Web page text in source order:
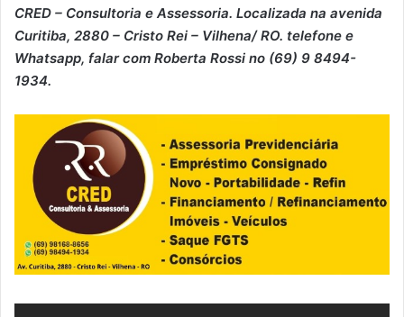
CRED – Consultoria e Assessoria. Localizada na avenida
Curitiba, 2880 – Cristo Rei – Vilhena/ RO. telefone e
Whatsapp, falar com Roberta Rossi no (69) 9 8494-
1934.